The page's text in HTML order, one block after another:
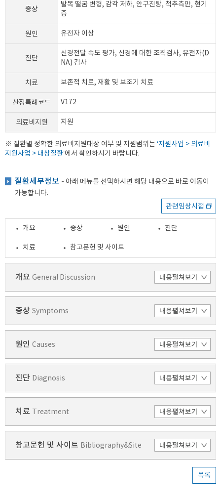
증상
발목 떨굼 변형, 감각 저하, 안구진탕, 척추측만, 현기
증
원인 유전자 이상
진단
신경전달 속도 평가, 신경에 대한 조직검사, 유전자(D
NA) 검사
치료 보존적 치료, 재활 및 보조기 치료
산정특례코드 V172
의료비지원 지원
※ 질환별 정확한 의료비지원대상 여부 및 지원범위는 ‘지원사업 > 의료비
지원사업 > 대상질환’에서 확인하시기 바랍니다.
질환세부정보 - 아래 메뉴를 선택하시면 해당 내용으로 바로 이동이
가능합니다.
관련임상시험
개요 증상 원인 진단
치료 참고문헌 및 사이트
개요 General Discussion
증상 Symptoms
원인 Causes
진단 Diagnosis
치료 Treatment
참고문헌 및 사이트 Bibliography&Site
목록